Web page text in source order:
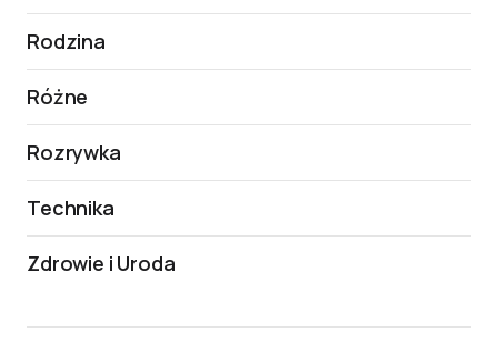
Rodzina
Różne
Rozrywka
Technika
Zdrowie i Uroda